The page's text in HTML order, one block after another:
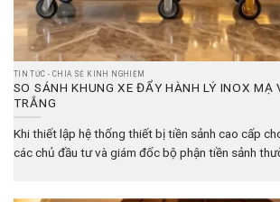
TIN TỨC - CHIA SẺ KINH NGHIỆM
SO SÁNH KHUNG XE ĐẨY HÀNH LÝ INOX MẠ
TRẮNG
Khi thiết lập hệ thống thiết bị tiền sảnh cao cấp
các chủ đầu tư và giám đốc bộ phận tiền sảnh